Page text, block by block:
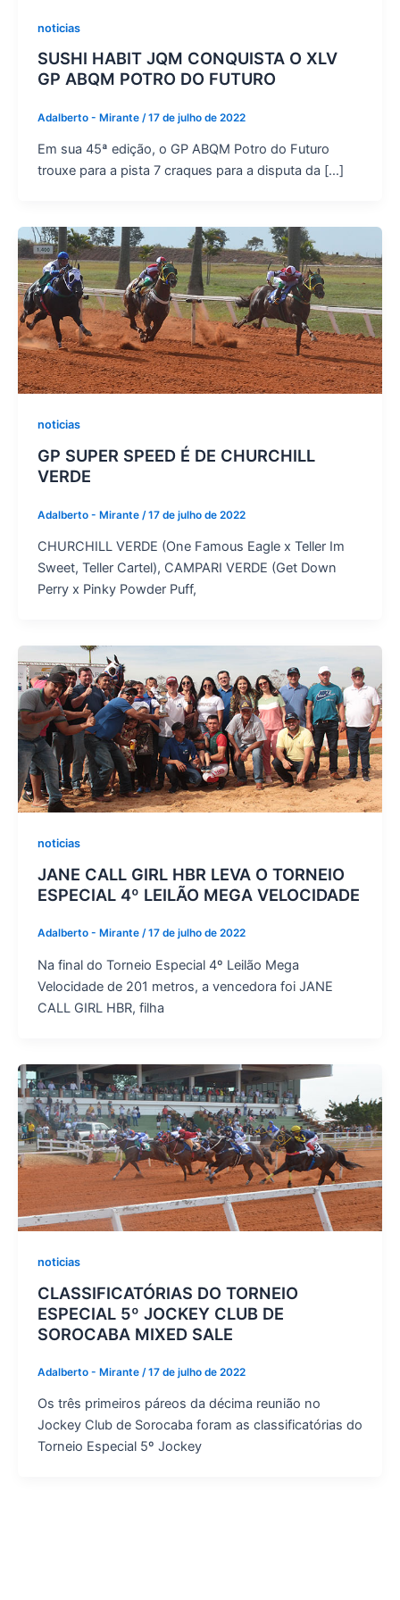
noticias
SUSHI HABIT JQM CONQUISTA O XLV
GP ABQM POTRO DO FUTURO
Adalberto - Mirante /17 de julho de 2022
Em sua 45ª edição, o GP ABQM Potro do Futuro
trouxe para a pista 7 craques para a disputa da […]
noticias
GP SUPER SPEED É DE CHURCHILL
VERDE
Adalberto - Mirante /17 de julho de 2022
CHURCHILL VERDE (One Famous Eagle x Teller Im
Sweet, Teller Cartel), CAMPARI VERDE (Get Down
Perry x Pinky Powder Puff,
noticias
JANE CALL GIRL HBR LEVA O TORNEIO
ESPECIAL 4º LEILÃO MEGA VELOCIDADE
Adalberto - Mirante /17 de julho de 2022
Na final do Torneio Especial 4º Leilão Mega
Velocidade de 201 metros, a vencedora foi JANE
CALL GIRL HBR, filha
noticias
CLASSIFICATÓRIAS DO TORNEIO
ESPECIAL 5º JOCKEY CLUB DE
SOROCABA MIXED SALE
Adalberto - Mirante /17 de julho de 2022
Os três primeiros páreos da décima reunião no
Jockey Club de Sorocaba foram as classificatórias do
Torneio Especial 5º Jockey